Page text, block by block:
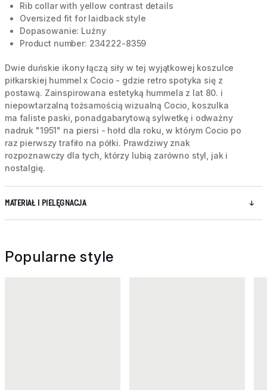
Rib collar with yellow contrast details
Oversized fit for laidback style
Dopasowanie: Luźny
Product number: 234222-8359
Dwie duńskie ikony łączą siły w tej wyjątkowej koszulce
piłkarskiej hummel x Cocio - gdzie retro spotyka się z
postawą. Zainspirowana estetyką hummela z lat 80. i
niepowtarzalną tożsamością wizualną Cocio, koszulka
ma faliste paski, ponadgabarytową sylwetkę i odważny
nadruk "1951" na piersi - hołd dla roku, w którym Cocio po
raz pierwszy trafiło na półki. Prawdziwy znak
rozpoznawczy dla tych, którzy lubią zarówno styl, jak i
nostalgię.
MATERIAŁ I PIELĘGNACJA
Popularne style